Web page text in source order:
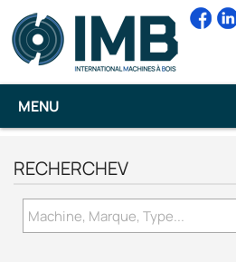
MENU
RECHERCHEV